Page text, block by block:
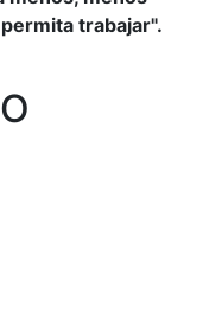
trabajar".